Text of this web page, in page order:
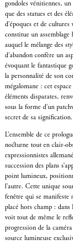
gondoles vénitiennes,
que des statues et des
d’époques et de
constitue un
auquel le mélange des
d’abandon confère un
évoquant le fantastique
la personnalité de son
mégalomane : cet
éléments disparates,
sous la forme d’un
secret de sa signification.
L’ensemble de ce
nocturne tout en clair-
expressionnistes
succession des plans
point lumineux,
l’autre. Cette unique
fenêtre qui se manifeste
placé hors champ : dans
voit tout de même le
progression de la
source lumineuse